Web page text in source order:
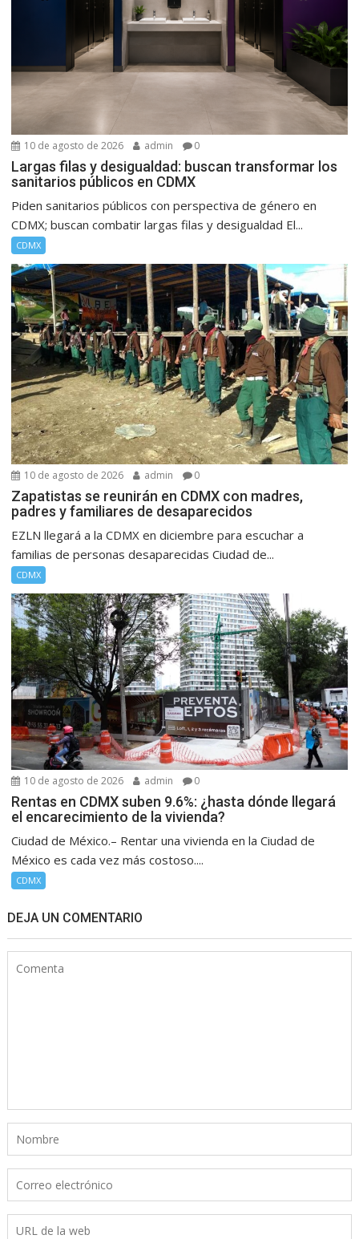
10 de agosto de 2026 admin 0
Largas filas y desigualdad: buscan transformar los
sanitarios públicos en CDMX
Piden sanitarios públicos con perspectiva de género en
CDMX; buscan combatir largas filas y desigualdad El...
CDMX
10 de agosto de 2026 admin 0
Zapatistas se reunirán en CDMX con madres,
padres y familiares de desaparecidos
EZLN llegará a la CDMX en diciembre para escuchar a
familias de personas desaparecidas Ciudad de...
CDMX
10 de agosto de 2026 admin 0
Rentas en CDMX suben 9.6%: ¿hasta dónde llegará
el encarecimiento de la vivienda?
Ciudad de México.– Rentar una vivienda en la Ciudad de
México es cada vez más costoso....
CDMX
DEJA UN COMENTARIO